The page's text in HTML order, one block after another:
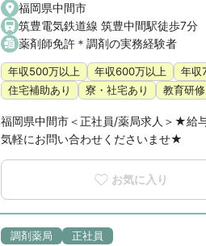
福岡県中間市
筑豊電気鉄道線 筑豊中間駅徒歩7分
薬剤師免許＊調剤の実務経験者
年収500万以上 年収600万以上 年収
住宅補助あり
寮・社宅あり 教育研
福岡県中間市＜正社員/薬局求人＞★給
気軽にお問い合わせくださいませ★
お気に入り
調剤薬局 正社員